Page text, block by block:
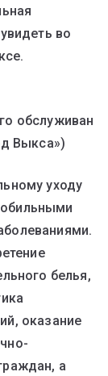
во
обслуживан
Выкса»)
уходу
белья,
оказание
а